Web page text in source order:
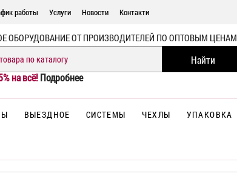
работы Услуги Новости Контакти
ОБОРУДОВАНИЕ ОТ ПРОИЗВОДИТЕЛЕЙ ПО ОПТОВЫМ ЦЕНАМ
на всё!Подробнее
ВЫЕЗДНОЕ СИСТЕМЫ ЧЕХЛЫ УПАКОВКА